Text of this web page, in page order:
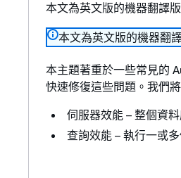
本文為英文版的機器翻譯
本文為英文版的機器翻
本主題著重於一些常見的
快速修復這些問題。我們
伺服器效能 – 整個資
查詢效能 – 執行一或